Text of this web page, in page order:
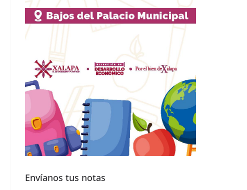
Envíanos tus notas